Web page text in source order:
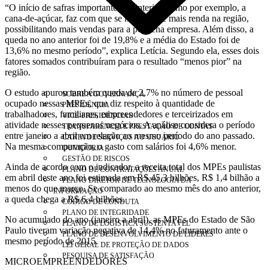
SOBRE A GOVERNANÇA
PRESIDÊNCIA
VICE-PRESIDÊNCIAS
TRANSPARÊNCIA E PRESTAÇÃO DE CONTAS
CARTA DE SERVIÇOS AO USUÁRIO
OUVIDORIA
GESTÃO DE RISCOS
PLANO DE CONTRATAÇÕES ANUAL
PLANO DIRETOR DE TECNOLOGIA DA
INFORMAÇÃO
CÓDIGO DE CONDUTA
PLANO DE INTEGRIDADE
PLANO DE LOGÍSTICA SUSTENTÁVEL
PLANO DE DESENVOLVIMENTO DE LÍDERES
LEI GERAL DE PROTEÇÃO DE DADOS
PESQUISA DE SATISFAÇÃO
“O início de safras importantes no interior, como por exemplo, a
cana-de-açúcar, faz com que se movimente mais renda na região,
possibilitando mais vendas para a pequena empresa. Além disso, a
queda no ano anterior foi de 19,8% e a média do Estado foi de
13,6% no mesmo período”, explica Letícia. Segundo ela, esses dois
fatores somados contribuíram para o resultado “menos pior” na
região.
O estudo apurou também queda de 2,7% no número de pessoal
ocupado nessas MPEs, que diz respeito à quantidade de
trabalhadores, familiares, empreendedores e terceirizados em
atividade nesses pequenos negócios. A análise considera o período
entre janeiro a abril em relação ao mesmo período do ano passado.
Na mesma comparação, o gasto com salários foi 4,6% menor.
Ainda de acordo com o indicador, a receita total dos MPEs paulistas
em abril deste ano foi estimada em R$ 45,3 bilhões, R$ 1,4 bilhão a
menos do que março. Se comparado ao mesmo mês do ano anterior,
a queda chega a R$ 6,4 bilhões.
No acumulado do ano (janeiro a abril), as MPEs do Estado de São
Paulo tiveram variação negativa de 14,4% no faturamento ante o
mesmo período de 2015.
MICROEMPREENDEDORES